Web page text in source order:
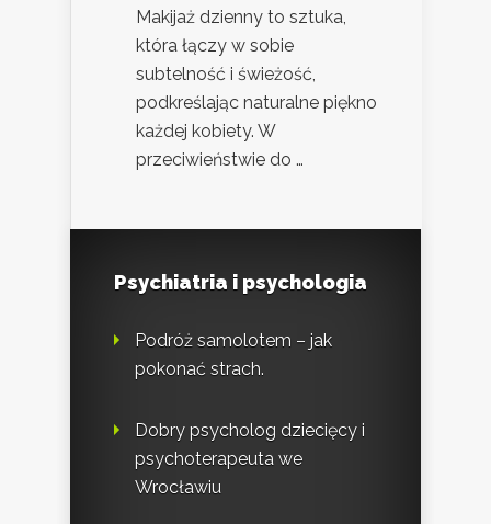
Makijaż dzienny to sztuka,
która łączy w sobie
subtelność i świeżość,
podkreślając naturalne piękno
każdej kobiety. W
przeciwieństwie do …
Psychiatria i psychologia
Podróż samolotem – jak
pokonać strach.
Dobry psycholog dziecięcy i
psychoterapeuta we
Wrocławiu